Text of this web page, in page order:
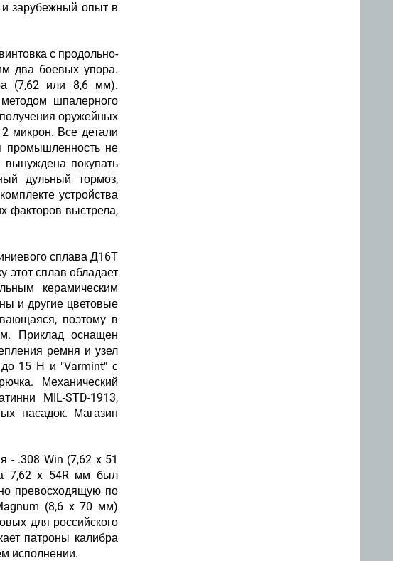
зарубежный опыт в
с продольно-
два боевых упора.
(7,62 или 8,6 мм).
шпалерного
оружейных
микрон. Все детали
промышленность не
вынуждена покупать
дульный тормоз,
устройства
факторов выстрела,
сплава Д16Т
этот сплав обладает
керамическим
и другие цветовые
поэтому в
Приклад оснащен
ремня и узел
до 15 Н и "Varmint" с
Механический
MIL-STD-1913,
насадок. Магазин
- .308 Win (7,62 x 51
7,62 x 54R мм был
превосходящую по
(8,6 x 70 мм)
для российского
патроны калибра
исполнении.